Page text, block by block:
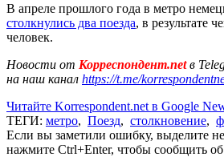
В апреле прошлого года в метро
столкнулись два поезда, в результате
человек.
Новости от Корреспондент.netв
на наш канал https://t.me/
Читайте Korrespondent.net в Google
ТЕГИ: метро, Поезд, столкновение,
Если вы заметили ошибку, выделите
нажмите Ctrl+Enter, чтобы сообщить